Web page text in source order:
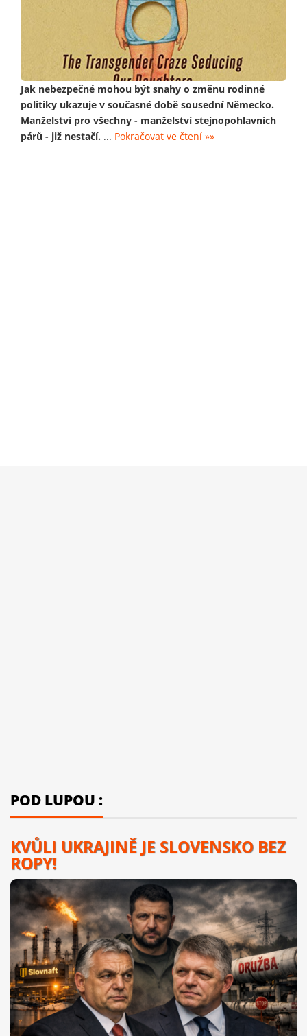
Jak nebezpečné mohou být snahy o změnu rodinné
politiky ukazuje v současné době sousední Německo.
Manželství pro všechny - manželství stejnopohlavních
párů - již nestačí. ... Pokračovat ve čtení »»
POD LUPOU :
KVŮLI UKRAJINĚ JE SLOVENSKO BEZ
ROPY!